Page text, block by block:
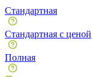
Стандартная
Стандартная с ценой
Полная